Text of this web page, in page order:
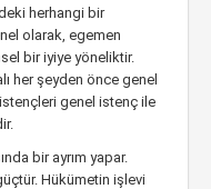
herhangi bir
olarak, egemen
bir iyiye yöneliktir.
her şeyden önce genel
genel istenç ile
bir ayrım yapar.
Hükümetin işlevi